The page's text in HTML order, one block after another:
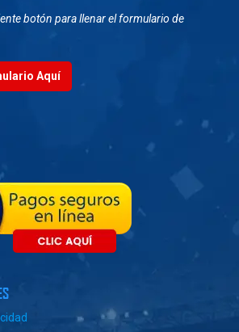
botón para llenar el formulario de
Aquí